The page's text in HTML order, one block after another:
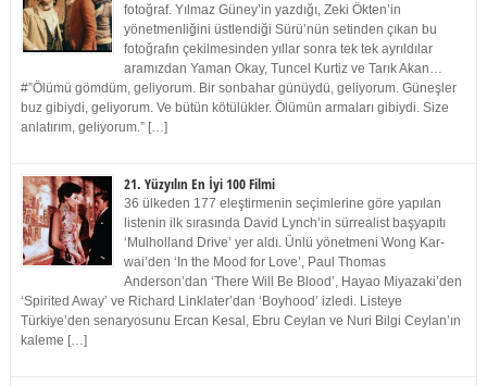
fotoğraf. Yılmaz Güney’in yazdığı, Zeki Ökten’in
yönetmenliğini üstlendiği Sürü’nün setinden çıkan bu
fotoğrafın çekilmesinden yıllar sonra tek tek ayrıldılar
aramızdan Yaman Okay, Tuncel Kurtiz ve Tarık Akan…
#”Ölümü gömdüm, geliyorum. Bir sonbahar günüydü, geliyorum. Güneşler
buz gibiydi, geliyorum. Ve bütün kötülükler. Ölümün armaları gibiydi. Size
anlatırım, geliyorum.” […]
21. Yüzyılın En İyi 100 Filmi
36 ülkeden 177 eleştirmenin seçimlerine göre yapılan
listenin ilk sırasında David Lynch’in sürrealist başyapıtı
‘Mulholland Drive’ yer aldı. Ünlü yönetmeni Wong Kar-
wai’den ‘In the Mood for Love’, Paul Thomas
Anderson’dan ‘There Will Be Blood’, Hayao Miyazaki’den
‘Spirited Away’ ve Richard Linklater’dan ‘Boyhood’ izledi. Listeye
Türkiye’den senaryosunu Ercan Kesal, Ebru Ceylan ve Nuri Bilgi Ceylan’ın
kaleme […]